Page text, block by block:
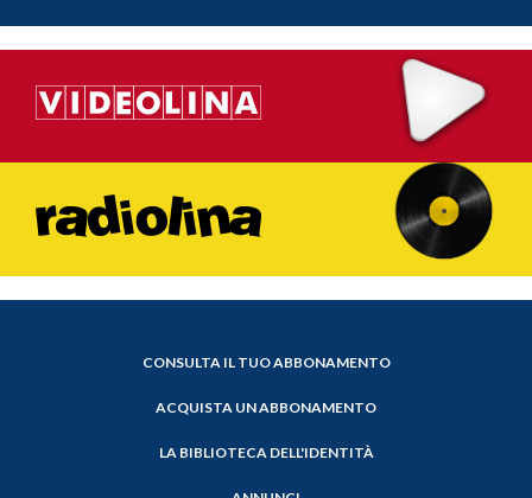
CONSULTA IL TUO ABBONAMENTO
ACQUISTA UN ABBONAMENTO
LA BIBLIOTECA DELL'IDENTITÀ